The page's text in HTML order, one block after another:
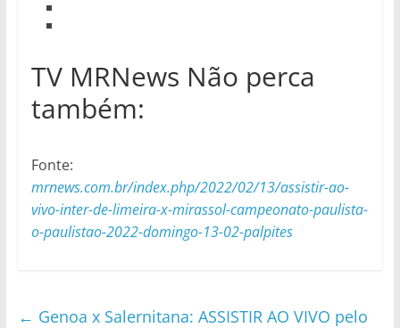
TV MRNews Não perca
também:
Fonte:
mrnews.com.br/index.php/2022/02/13/assistir-ao-
vivo-inter-de-limeira-x-mirassol-campeonato-paulista-
o-paulistao-2022-domingo-13-02-palpites
← Genoa x Salernitana: ASSISTIR AO VIVO pelo